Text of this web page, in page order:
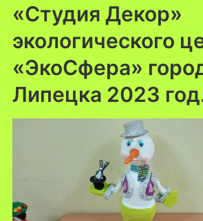
«Студия Декор»
экологического
«ЭкоСфера»
Липецка 2023